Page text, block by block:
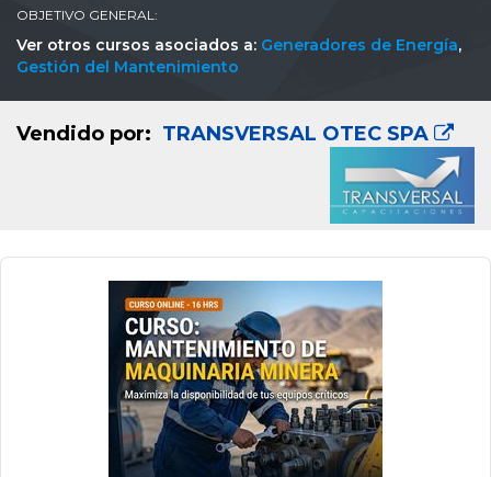
OBJETIVO GENERAL:
Ver otros cursos asociados a: Generadores de Energía,
Gestión del Mantenimiento
Vendido por: TRANSVERSAL OTEC SPA